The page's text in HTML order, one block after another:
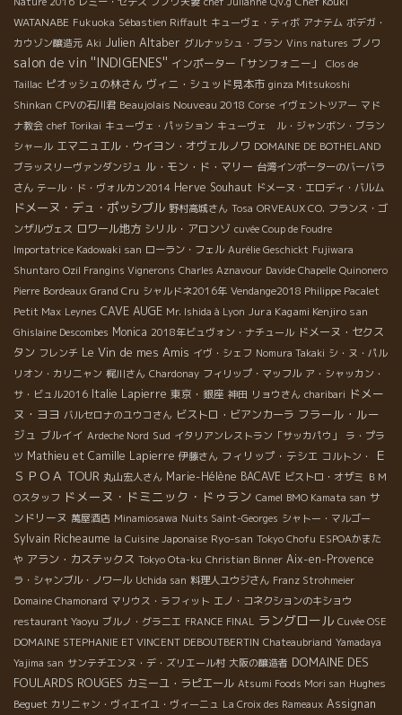
WATANABE Fukuoka Sébastien Riffault キューヴェ・ティボ アナテム ボデガ・
カウゾン醸造元 Aki Julien Altaber グルナッシュ・ブラン Vins natures ブノワ
salon de vin ''INDIGENES'' インポーター「サンフォニー」
Clos de
Taillac ピオッシュの林さん ヴィニ・シュッド見本市 ginza Mitsukoshi
Shinkan CPVの石川君 Beaujolais Nouveau 2018 Corse イヴェントツアー マド
ナ教会 chef Torikai キューヴェ・パッション キューヴェ ル・ジャンボン・ブラン
シャール エマニュエル・ウイヨン・オヴェルノワ DOMAINE DE BOTHELAND
ブラッスリーヴァンダンジュ ル・モン・ド・マリー 台湾インポーターのバーバラ
さん テール・ド・ヴォルカン2014 Herve Souhaut ドメーヌ・エロディ・バルム
ドメーヌ・デュ・ポッシブル 野村高城さん Tosa ORVEAUX CO. フランス・ゴ
ンザルヴェス ロワール地方 シリル・アロンゾ cuvée Coup de Foudre
Importatrice Kadowaki san ローラン・フェル Aurélie Geschickt Fujiwara
Shuntaro Ozil Frangins Vignerons Charles Aznavour Davide Chapelle Quinonero
Pierre Bordeaux Grand Cru シャルドネ2016年 Vendange2018 Philippe Pacalet
Petit Max Leynes CAVE AUGE Mr. Ishida à Lyon Jura Kagami Kenjiro san
Ghislaine Descombes Monica 2018年ビュヴォン・ナチュール ドメーヌ・セクス
タン フレンチ Le Vin de mes Amis イヴ・シェフ Nomura Takaki シ・ヌ・パル
リオン・カリニャン 梶川さん Chardonay フィリップ・マッフル ア・シャッカン・
サ・ビュル2016 Italie Lapierre 東京・銀座 神田 リョウさん charibari ドメー
ヌ・ヨヨ バルセロナのユウコさん ビストロ・ビアンカーラ フラール・ルー
ジュ ブルイイ Ardeche Nord Sud イタリアンレストラン「サッカパウ」
ラ・プラ
ツ Mathieu et Camille Lapierre 伊藤さん フィリップ・テシエ コルトン・
Ｅ
ＳＰＯＡ TOUR 丸山宏人さん Marie-Hélène BACAVE ビストロ・オザミ ＢＭ
Оスタッフ ドメーヌ・ドミニック・ドゥラン Camel BMO Kamata san サ
ンドリーヌ 萬屋酒店 Minamiosawa Nuits Saint-Georges シャトー・マルゴー
Sylvain Richeaume la Cuisine Japonaise Ryo-san Tokyo Chofu ESPOAかまた
や アラン・カステックス Tokyo Ota-ku Christian Binner Aix-en-Provence
ラ・シャンブル・ノワール Uchida san 料理人ユウジさん Franz Strohmeier
Domaine Chamonard マリウス・ラフィット エノ・コネクションのキショウ
restaurant Yaoyu ブルノ・グラニエ FRANCE FINAL ラングロール Cuvée OSE
DOMAINE STEPHANIE ET VINCENT DEBOUTBERTIN Chateaubriand Yamadaya
Yajima san サンテチエンヌ・デ・ズリエール村 大阪の醸造者 DOMAINE DES
FOULARDS ROUGES カミーユ・ラピエール Atsumi Foods Mori san Hughes
Beguet カリニャン・ヴィエイユ・ヴィーニュ La Croix des Rameaux Assignan